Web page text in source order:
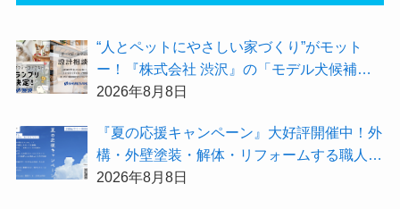
“人とペットにやさしい家づくり”がモット
ー！『株式会社 渋沢』の「モデル犬候補」
が選出されました★『テーマ別 住宅相談
2026年8月8日
『夏の応援キャンペーン』大好評開催中！外
構・外壁塗装・解体・リフォームする職人を
探すなら『街の職人さん.com』がオススメ
2026年8月8日